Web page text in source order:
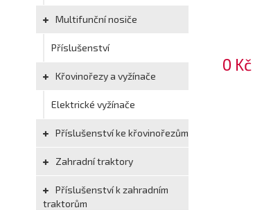
Multifunční nosiče
Příslušenství
Křovinořezy a vyžínače
Elektrické vyžínače
Příslušenství ke křovinořezům
Zahradní traktory
Příslušenství k zahradním
traktorům
0 Kč